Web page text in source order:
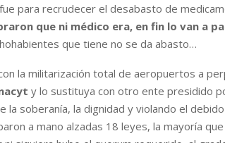
para recrudecer el desabasto de
que ni médico era, en fin lo van a
que tiene no se da abasto…
la militarización total de aeropuertos a
y lo sustituya con otro ente presidido
la soberanía, la dignidad y violando el
a mano alzadas 18 leyes, la mayoría